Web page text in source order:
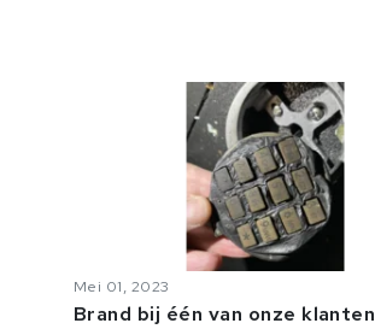
Mei 01, 2023
Brand bij één van onze klanten